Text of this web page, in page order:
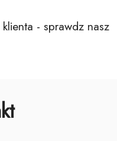
- sprawdz nasz